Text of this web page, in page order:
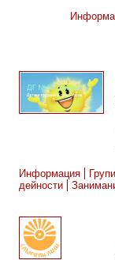
Информация
Групи
дейности